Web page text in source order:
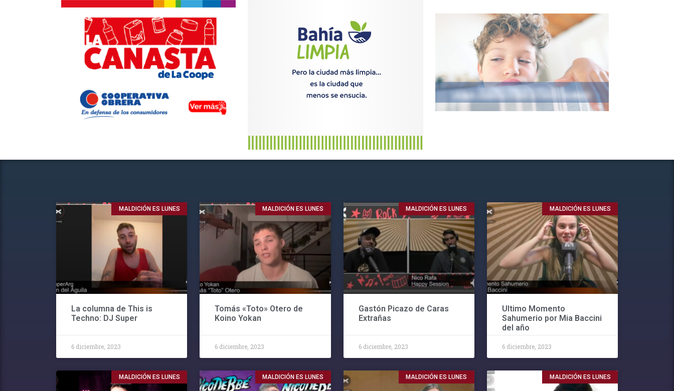
MALDICIÓN ES LUNES
La columna de This is
Techno: DJ Super
6 diciembre, 2023
MALDICIÓN ES LUNES
Tomás «Toto» Otero de
Koino Yokan
6 diciembre, 2023
MALDICIÓN ES LUNES
Gastón Picazo de Caras
Extrañas
6 diciembre, 2023
MALDICIÓN ES LUNES
Ultimo Momento
Sahumerio por Mia Baccini
del año
6 diciembre, 2023
MALDICIÓN ES LUNES MALDICIÓN ES LUNES MALDICIÓN ES LUNES MALDICIÓN ES LUNES